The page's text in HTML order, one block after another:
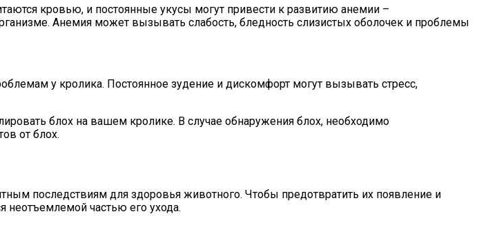
кровью, и постоянные укусы могут привести к развитию анемии –
Анемия может вызывать слабость, бледность слизистых оболочек и проблемы
у кролика. Постоянное зудение и дискомфорт могут вызывать стресс,
блох на вашем кролике. В случае обнаружения блох, необходимо
от блох.
последствиям для здоровья животного. Чтобы предотвратить их появление и
неотъемлемой частью его ухода.